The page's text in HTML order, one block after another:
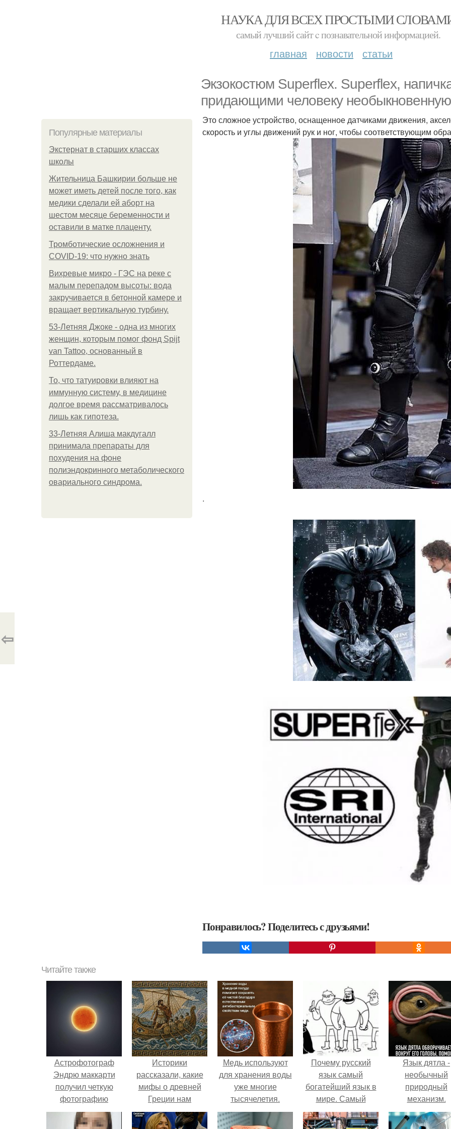
НАУКА ДЛЯ ВСЕХ ПРОСТЫМИ
самый лучший сайт c познавательной информацией.
главная новости статьи
Экзокостюм Superflex. Superflex,
придающими человеку
Популярные материалы
Экстернат в старших классах
школы
Жительница Башкирии больше не
может иметь детей после того, как
медики сделали ей аборт на
шестом месяце беременности и
оставили в матке плаценту.
Тромботические осложнения и
COVID-19: что нужно знать
Вихревые микро - ГЭС на реке с
малым перепадом высоты: вода
закручивается в бетонной камере и
вращает вертикальную турбину.
53-Летняя Джоке - одна из многих
женщин, которым помог фонд Spijt
van Tattoo, основанный в
Роттердаме.
То, что татуировки влияют на
иммунную систему, в медицине
долгое время рассматривалось
лишь как гипотеза.
33-Летняя Алиша макдугалл
принимала препараты для
похудения на фоне
полиэндокринного метаболического
овариального синдрома.
Это сложное устройство, оснащенное датчиками движения,
скорость и углы движений рук и ног, чтобы соответствующим
.
Понравилось? Поделитесь с друзьями!
⇦
Читайте также
Астрофотограф
Эндрю маккарти
получил четкую
фотографию
солнца размером в
300 мегапикселей,
Историки
рассказали, какие
мифы о древней
Греции нам
навязало кино.
Медь используют
для хранения воды
уже многие
тысячелетия.
Почему русский
язык самый
богатейший язык в
мире. Самый
лучший и самый
богатый язык в
Язык дятла -
необычный
природный
механизм.